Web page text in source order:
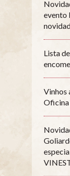
evento
Lista
Vinhos
Oficina